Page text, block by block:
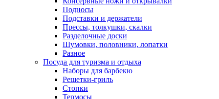
Подносы
Подставки и держатели
Прессы, толкушки, скалки
Разделочные доски
Шумовки, половники, лопатки
Разное
Посуда для туризма и отдыха
Наборы для барбекю
Решетки-гриль
Стопки
Термосы